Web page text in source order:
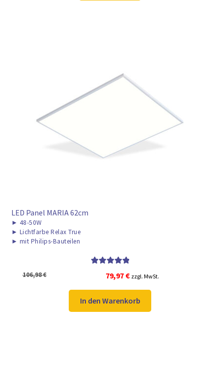
LED Panel MARIA 62cm
► 48-50W
► Lichtfarbe Relax True
► mit Philips-Bauteilen
von 5
106,98€
Ursprünglicher
war:
106,98 €
79,97 €Aktueller
ist:
79,97 €.
zzgl. MwSt.
In den Warenkorb